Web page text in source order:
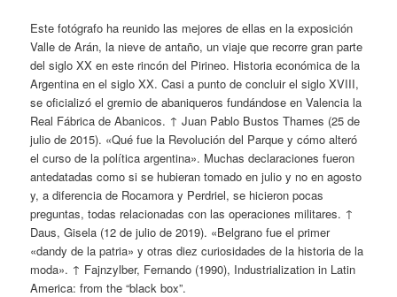
Este fotógrafo ha reunido las mejores de ellas en la exposición
Valle de Arán, la nieve de antaño, un viaje que recorre gran parte
del siglo XX en este rincón del Pirineo. Historia económica de la
Argentina en el siglo XX. Casi a punto de concluir el siglo XVIII,
se oficializó el gremio de abaniqueros fundándose en Valencia la
Real Fábrica de Abanicos. ↑ Juan Pablo Bustos Thames (25 de
julio de 2015). «Qué fue la Revolución del Parque y cómo alteró
el curso de la política argentina». Muchas declaraciones fueron
antedatadas como si se hubieran tomado en julio y no en agosto
y, a diferencia de Rocamora y Perdriel, se hicieron pocas
preguntas, todas relacionadas con las operaciones militares. ↑
Daus, Gisela (12 de julio de 2019). «Belgrano fue el primer
«dandy de la patria» y otras diez curiosidades de la historia de la
moda». ↑ Fajnzylber, Fernando (1990), Industrialization in Latin
America: from the “black box”.